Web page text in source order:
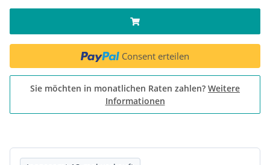
Consent erteilen
Sie möchten in monatlichen Raten zahlen? Weitere
Informationen